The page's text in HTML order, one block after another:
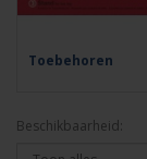
Toebehoren
Beschikbaarheid: